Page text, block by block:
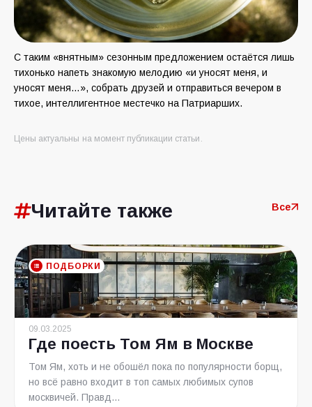
С таким «внятным» сезонным предложением остаётся лишь
тихонько напеть знакомую мелодию «и уносят меня, и
уносят меня…», собрать друзей и отправиться вечером в
тихое, интеллигентное местечко на Патриарших.
Цены актуальны на момент публикации статьи.
Читайте также Все
ПОДБОРКИ
09.03.2025
Где поесть Том Ям в Москве
Том Ям, хоть и не обошёл пока по популярности борщ,
но всё равно входит в топ самых любимых супов
москвичей. Правд...